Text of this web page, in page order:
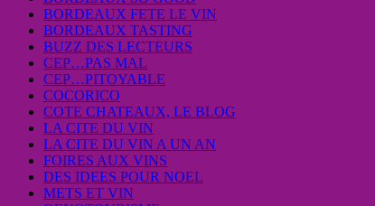
BORDEAUX FETE LE VIN
BORDEAUX TASTING
BUZZ DES LECTEURS
CEP…PAS MAL
CEP…PITOYABLE
COCORICO
COTE CHATEAUX, LE BLOG
LA CITE DU VIN
LA CITE DU VIN A UN AN
FOIRES AUX VINS
DES IDEES POUR NOEL
METS ET VIN